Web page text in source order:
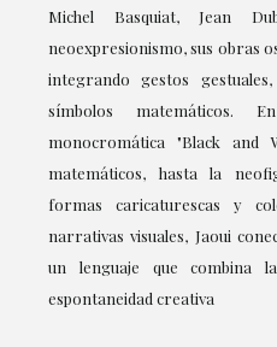
Michel Basquiat, Jean
neoexpresionismo, sus obras
integrando gestos
símbolos matemáticos.
monocromática "Black and
matemáticos, hasta la
formas caricaturescas y
narrativas visuales, Jaoui
un lenguaje que combina
espontaneidad creativa